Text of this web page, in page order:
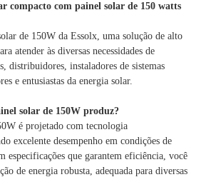
compacto com painel solar de 150 watts
de 150W da Essolx, uma solução de alto
atender às diversas necessidades de
distribuidores, instaladores de sistemas
e entusiastas da energia solar.
solar de 150W produz?
é projetado com tecnologia
excelente desempenho em condições de
especificações que garantem eficiência, você
de energia robusta, adequada para diversas